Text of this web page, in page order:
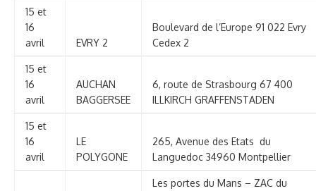
15 et
16
avril
EVRY 2
Boulevard de l’Europe 91 022 Evry
Cedex 2
15 et
16
avril
AUCHAN
BAGGERSEE
6, route de Strasbourg 67 400
ILLKIRCH GRAFFENSTADEN
15 et
16
avril
LE
POLYGONE
265, Avenue des Etats du
Languedoc 34960 Montpellier
Les portes du Mans – ZAC du